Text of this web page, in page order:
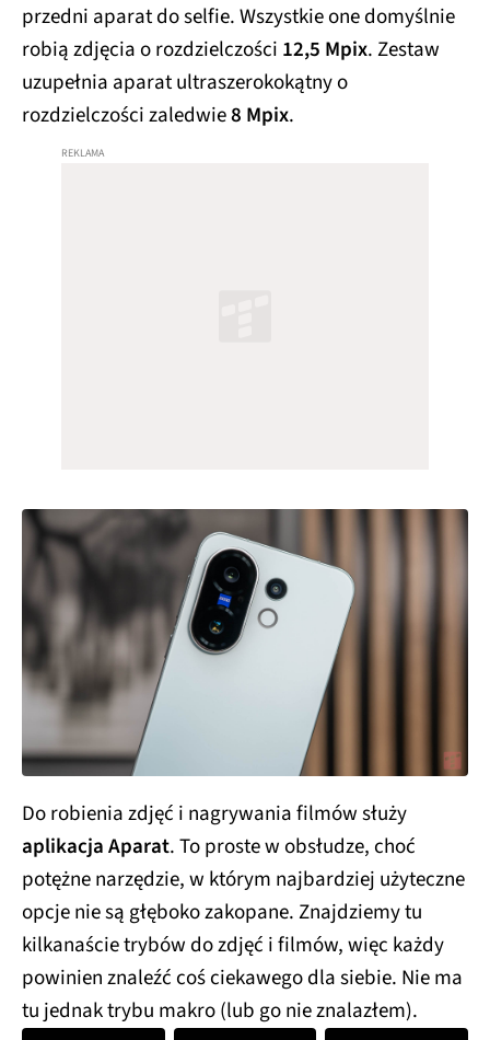
przedni aparat do selfie. Wszystkie one domyślnie
robią zdjęcia o rozdzielczości 12,5 Mpix. Zestaw
uzupełnia aparat ultraszerokokątny o
rozdzielczości zaledwie8 Mpix.
Do robienia zdjęć i nagrywania filmów służy
aplikacja Aparat. To proste w obsłudze, choć
potężne narzędzie, w którym najbardziej użyteczne
opcje nie są głęboko zakopane. Znajdziemy tu
kilkanaście trybów do zdjęć i filmów, więc każdy
powinien znaleźć coś ciekawego dla siebie. Nie ma
tu jednak trybu makro (lub go nie znalazłem).